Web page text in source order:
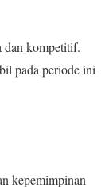
dan kompetitif.
pada periode ini
kepemimpinan